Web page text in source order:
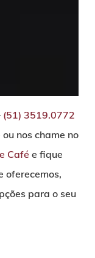
(51) 3519.0772
ou nos chame no
Café e fique
oferecemos,
para o seu